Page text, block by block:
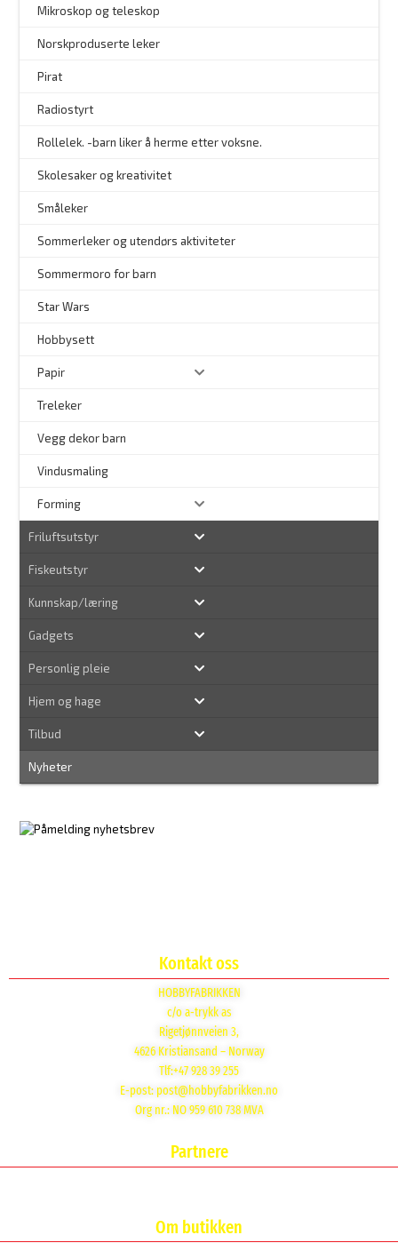
Mikroskop og teleskop
Norskproduserte leker
Pirat
Radiostyrt
Rollelek. -barn liker å herme etter voksne.
Skolesaker og kreativitet
Småleker
Sommerleker og utendørs aktiviteter
Sommermoro for barn
Star Wars
Hobbysett
Papir
Treleker
Vegg dekor barn
Vindusmaling
Forming
Friluftsutstyr
Fiskeutstyr
Kunnskap/læring
Gadgets
Personlig pleie
Hjem og hage
Tilbud
Nyheter
Kontakt oss
HOBBYFABRIKKEN
c/o a-trykk as
Rigetjønnveien 3,
4626 Kristiansand – Norway
Tlf:+47 928 39 255
E-post: post@hobbyfabrikken.no
Org nr.: NO 959 610 738 MVA
Partnere
Om butikken